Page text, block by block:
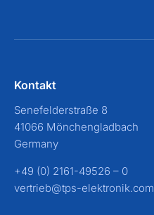
Kontakt
Senefelderstraße 8
41066 Mönchengladbach
Germany
+49 (0) 2161-49526 – 0
vertrieb@tps-elektronik.com